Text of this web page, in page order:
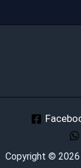
Copyright © 2026